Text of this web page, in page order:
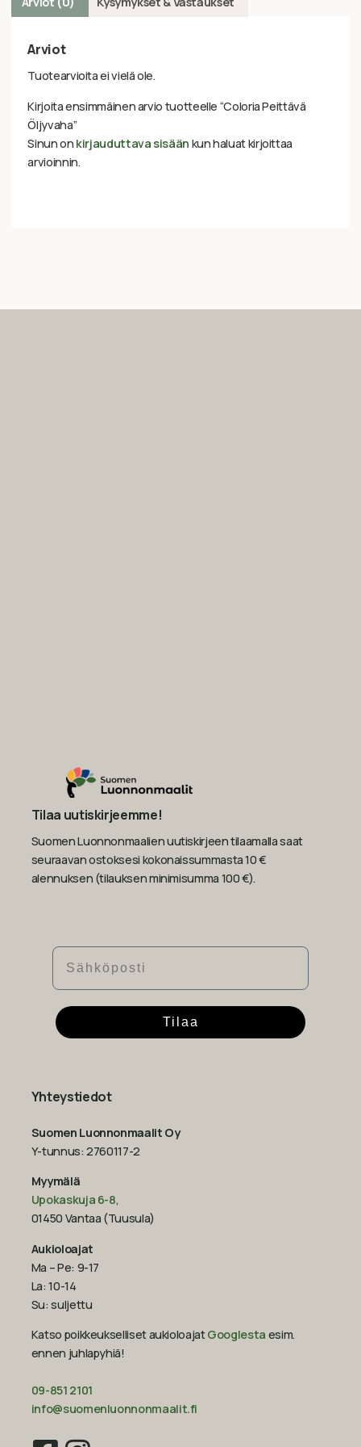
Arviot
Tuotearvioita ei vielä ole.
Kirjoita ensimmäinen arvio tuotteelle “Coloria Peittävä
Öljyvaha”
Sinun on kirjauduttava sisään kun haluat kirjoittaa
arvioinnin.
Tilaa uutiskirjeemme!
Suomen Luonnonmaalien uutiskirjeen tilaamalla saat
seuraavan ostoksesi kokonaissummasta 10 €
alennuksen (tilauksen minimisumma 100 €).
Sähköposti
Tilaa
Yhteystiedot
Suomen Luonnonmaalit Oy
Y-tunnus: 2760117-2
Myymälä
Upokaskuja 6-8,
01450 Vantaa (Tuusula)
Aukioloajat
Ma – Pe: 9-17
La: 10-14
Su: suljettu
Katso poikkeukselliset aukioloajatGooglesta esim.
ennen juhlapyhiä!‍
09-851 2101
info@suomenluonnonmaalit.fi